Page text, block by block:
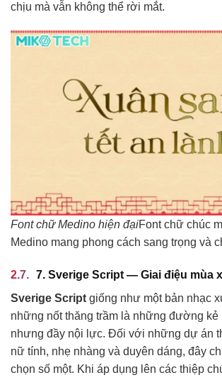
chịu mà vẫn không thể rời mắt.
Font chữ Medino hiện đạiFont chữ chúc
Medino mang phong cách sang trọng và
7. Sverige Script — Giai điệu mùa
Sverige Script giống như một bản nhạc
những nốt thăng trầm là những đường kẻ
nhưng đầy nội lực. Đối với những dự án
nữ tính, nhẹ nhàng và duyên dáng, đây
chọn số một. Khi áp dụng lên các thiệp